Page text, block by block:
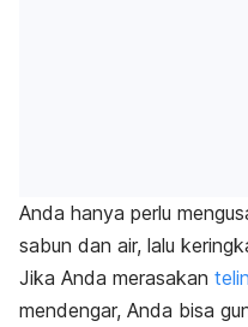
Anda hanya perlu
sabun dan air, lalu
Jika Anda merasakan
mendengar, Anda bisa